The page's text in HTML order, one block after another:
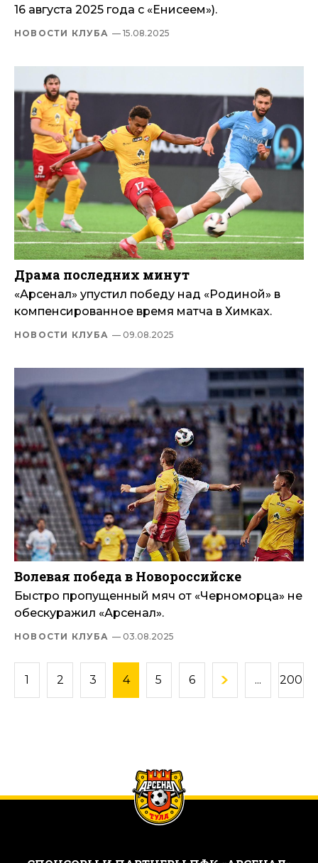
16 августа 2025 года с «Енисеем»).
НОВОСТИ КЛУБА — 15.08.2025
Драма последних минут
«Арсенал» упустил победу над «Родиной» в
компенсированное время матча в Химках.
НОВОСТИ КЛУБА — 09.08.2025
Волевая победа в Новороссийске
Быстро пропущенный мяч от «Черноморца» не
обескуражил «Арсенал».
НОВОСТИ КЛУБА — 03.08.2025
1 2 3 4 5 6 ... 200